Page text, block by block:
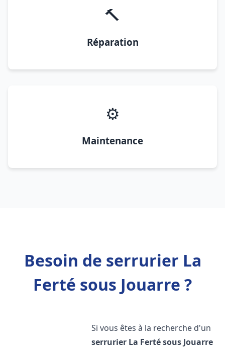
🔨
Réparation
⚙️
Maintenance
Besoin de serrurier La
Ferté sous Jouarre ?
Si vous êtes à la recherche d'un
serrurier La Ferté sous Jouarre